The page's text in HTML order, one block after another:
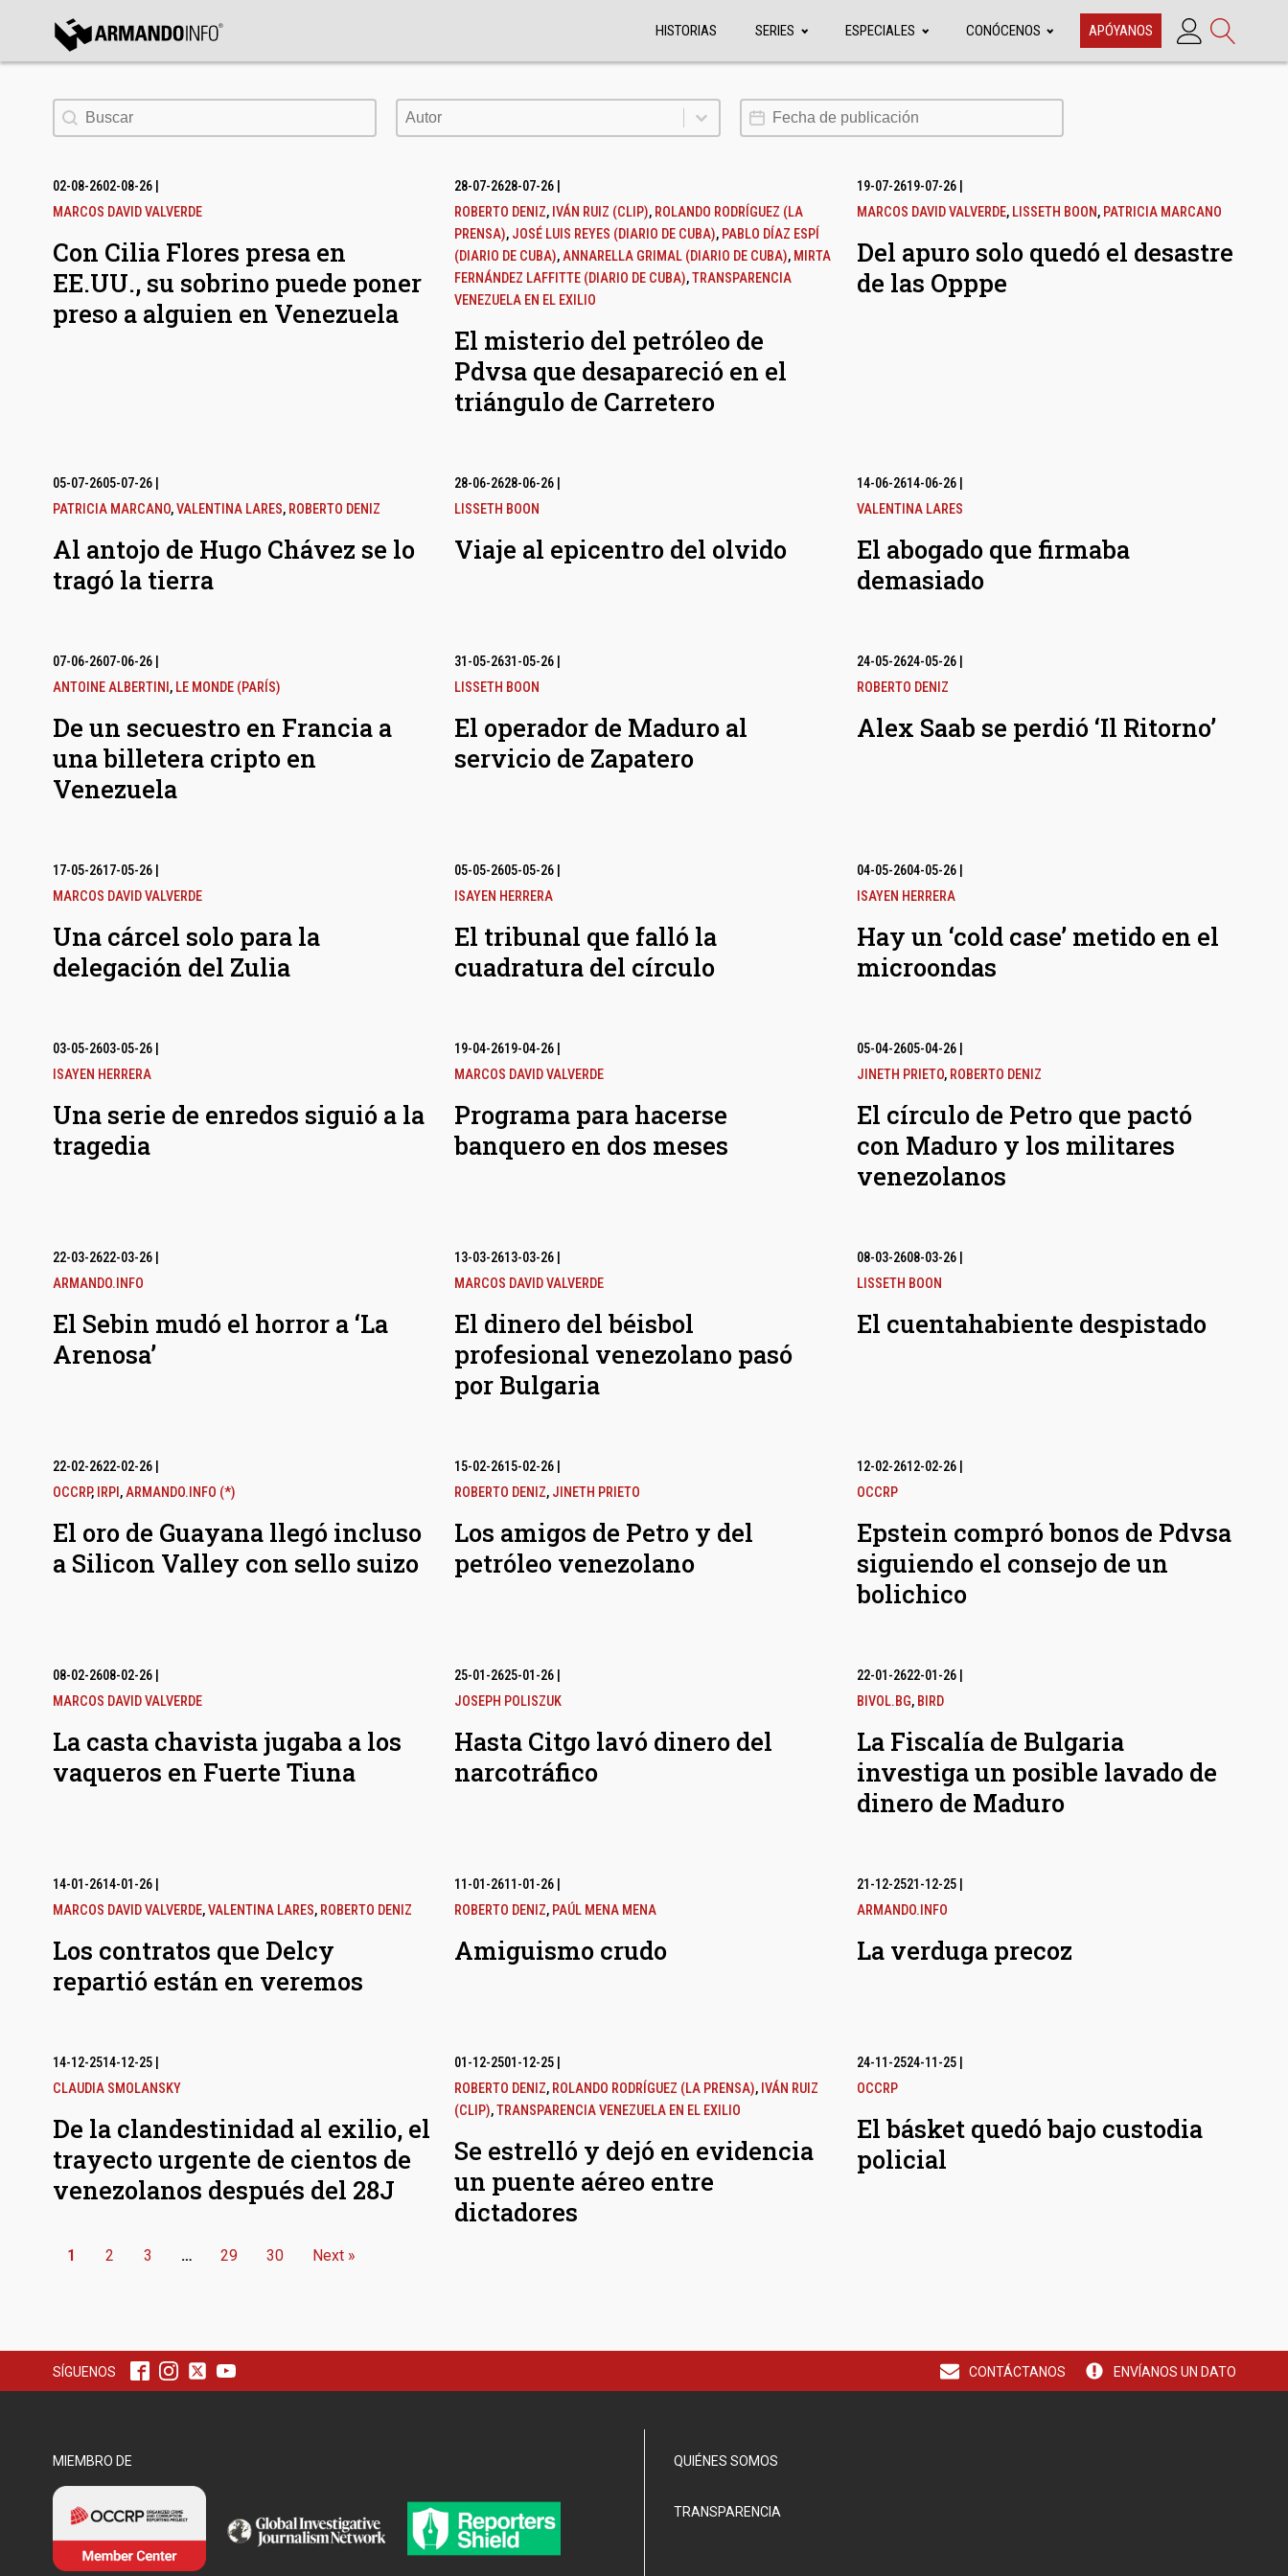
HISTORIAS SERIES ESPECIALES CONÓCENOS APÓYANOS
Buscar Autor
Autor Fecha de publicación
02-08-2602-08-26|
MARCOS DAVID VALVERDE
Con Cilia Flores presa en
EE.UU., su sobrino puede poner
preso a alguien en Venezuela
28-07-2628-07-26
ROBERTO DENIZ, IVÁN RUIZ (CLIP), ROLANDO RODRÍGUEZ (LA
PRENSA), JOSÉ LUIS REYES (DIARIO DE CUBA), PABLO DÍAZ ESPÍ
(DIARIO DE CUBA),ANNARELLA GRIMAL (DIARIO DE CUBA), MIRTA
FERNÁNDEZ LAFFITTE (DIARIO DE CUBA),TRANSPARENCIA
VENEZUELA EN EL EXILIO
El misterio del petróleo de
Pdvsa que desapareció en el
triángulo de Carretero
19-07-2619-07-26|
MARCOS DAVID VALVERDE, LISSETH BOON, PATRICIA MARCANO
Del apuro solo quedó el desastre
de las Opppe
05-07-2605-07-26|
PATRICIA MARCANO,VALENTINA LARES, ROBERTO DENIZ
Al antojo de Hugo Chávez se lo
tragó la tierra
28-06-2628-06-26
LISSETH BOON
Viaje al epicentro del olvido
14-06-2614-06-26|
VALENTINA LARES
El abogado que firmaba
demasiado
07-06-2607-06-26|
ANTOINE ALBERTINI , LE MONDE (PARÍS)
De un secuestro en Francia a
una billetera cripto en
Venezuela
31-05-2631-05-26
LISSETH BOON
El operador de Maduro al
servicio de Zapatero
24-05-2624-05-26|
ROBERTO DENIZ
Alex Saab se perdió ‘Il Ritorno’
17-05-2617-05-26|
MARCOS DAVID VALVERDE
Una cárcel solo para la
delegación del Zulia
05-05-2605-05-26
ISAYEN HERRERA
El tribunal que falló la
cuadratura del círculo
04-05-2604-05-26|
ISAYEN HERRERA
Hay un ‘cold case’ metido en el
microondas
03-05-2603-05-26|
ISAYEN HERRERA
Una serie de enredos siguió a la
tragedia
19-04-2619-04-26
MARCOS DAVID VALVERDE
Programa para hacerse
banquero en dos meses
05-04-2605-04-26|
JINETH PRIETO, ROBERTO DENIZ
El círculo de Petro que pactó
con Maduro y los militares
venezolanos
22-03-2622-03-26|
ARMANDO.INFO
El Sebin mudó el horror a ‘La
Arenosa’
13-03-2613-03-26
MARCOS DAVID VALVERDE
El dinero del béisbol
profesional venezolano pasó
por Bulgaria
08-03-2608-03-26|
LISSETH BOON
El cuentahabiente despistado
22-02-2622-02-26|
OCCRP, IRPI ,ARMANDO.INFO (*)
El oro de Guayana llegó incluso
a Silicon Valley con sello suizo
15-02-2615-02-26
ROBERTO DENIZ, JINETH PRIETO
Los amigos de Petro y del
petróleo venezolano
12-02-2612-02-26|
OCCRP
Epstein compró bonos de Pdvsa
siguiendo el consejo de un
bolichico
08-02-2608-02-26|
MARCOS DAVID VALVERDE
La casta chavista jugaba a los
vaqueros en Fuerte Tiuna
25-01-2625-01-26
JOSEPH POLISZUK
Hasta Citgo lavó dinero del
narcotráfico
22-01-2622-01-26|
BIVOL.BG, BIRD
La Fiscalía de Bulgaria
investiga un posible lavado de
dinero de Maduro
14-01-2614-01-26|
MARCOS DAVID VALVERDE,VALENTINA LARES, ROBERTO DENIZ
Los contratos que Delcy
repartió están en veremos
11-01-2611-01-26
ROBERTO DENIZ, PAÚL MENA MENA
Amiguismo crudo
21-12-2521-12-25|
ARMANDO.INFO
La verduga precoz
14-12-2514-12-25|
CLAUDIA SMOLANSKY
De la clandestinidad al exilio, el
trayecto urgente de cientos de
venezolanos después del 28J
01-12-2501-12-25
ROBERTO DENIZ, ROLANDO RODRÍGUEZ (LA PRENSA), IVÁN RUIZ
(CLIP),TRANSPARENCIA VENEZUELA EN EL EXILIO
Se estrelló y dejó en evidencia
un puente aéreo entre
dictadores
24-11-2524-11-25|
OCCRP
El básket quedó bajo custodia
policial
1 2 3 … 29 30 Next »
SÍGUENOS CONTÁCTANOS ENVÍANOS UN DATO
MIEMBRO DE QUIÉNES SOMOS
TRANSPARENCIA